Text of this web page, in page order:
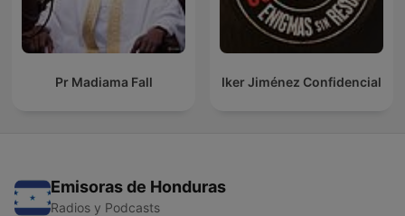
Pr Madiama Fall Iker Jiménez Confidencial
Emisoras de Honduras
Radios y Podcasts